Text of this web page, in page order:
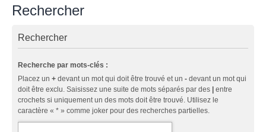
Rechercher
Rechercher
Recherche par mots-clés :
Placez un + devant un mot qui doit être trouvé et un - devant un mot qui
doit être exclu. Saisissez une suite de mots séparés par des | entre
crochets si uniquement un des mots doit être trouvé. Utilisez le
caractère « * » comme joker pour des recherches partielles.